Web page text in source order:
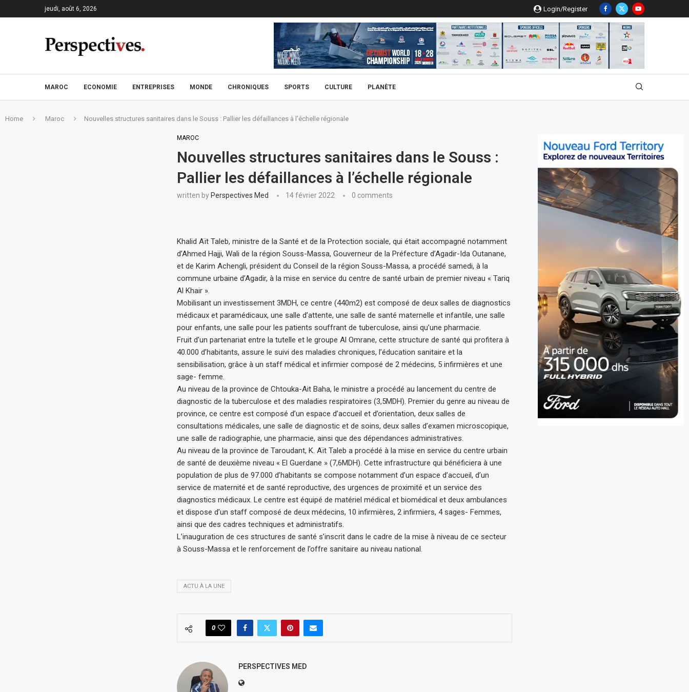
jeudi, août 6, 2026 Login/Register
MAROC ECONOMIE ENTREPRISES MONDE CHRONIQUES SPORTS CULTURE PLANÈTE
Home Maroc Nouvelles structures sanitaires dans le Souss : Pallier les défaillances à l’échelle régionale
MAROC
Nouvelles structures sanitaires dans le Souss :
Pallier les défaillances à l’échelle régionale
written by Perspectives Med 14 février 2022 0 comments
Khalid Aït Taleb, ministre de la Santé et de la Protection sociale, qui était accompagné notamment
d’Ahmed Hajji, Wali de la région Souss-Massa, Gouverneur de la Préfecture d’Agadir-Ida Outanane,
et de Karim Achengli, président du Conseil de la région Souss-Massa, a procédé samedi, à la
commune urbaine d’Agadir, à la mise en service du centre de santé urbain de premier niveau « Tariq
Al Khair ».
Mobilisant un investissement 3MDH, ce centre (440m2) est composé de deux salles de diagnostics
médicaux et paramédicaux, une salle d’attente, une salle de santé maternelle et infantile, une salle
pour enfants, une salle pour les patients souffrant de tuberculose, ainsi qu’une pharmacie.
Fruit d’un partenariat entre la tutelle et le groupe Al Omrane, cette structure de santé qui profitera à
40.000 d’habitants, assure le suivi des maladies chroniques, l’éducation sanitaire et la
sensibilisation, grâce à un staff médical et infirmier composé de 2 médecins, 5 infirmières et une
sage- femme.
Au niveau de la province de Chtouka-Ait Baha, le ministre a procédé au lancement du centre de
diagnostic de la tuberculose et des maladies respiratoires (3,5MDH). Premier du genre au niveau de
province, ce centre est composé d’un espace d’accueil et d’orientation, deux salles de
consultations médicales, une salle de diagnostic et de soins, deux salles d’examen microscopique,
une salle de radiographie, une pharmacie, ainsi que des dépendances administratives.
Au niveau de la province de Taroudant, K. Aït Taleb a procédé à la mise en service du centre urbain
de santé de deuxième niveau « El Guerdane » (7,6MDH). Cette infrastructure qui bénéficiera à une
population de plus de 97.000 d’habitants se compose notamment d’un espace d’accueil, d’un
service de maternité et de santé reproductive, des urgences de proximité et un service des
diagnostics médicaux. Le centre est équipé de matériel médical et biomédical et deux ambulances
et dispose d’un staff composé de deux médecins, 10 infirmières, 2 infirmiers, 4 sages- Femmes,
ainsi que des cadres techniques et administratifs.
L’inauguration de ces structures de santé s’inscrit dans le cadre de la mise à niveau de ce secteur
à Souss-Massa et le renforcement de l’offre sanitaire au niveau national.
ACTU À LA UNE
0
PERSPECTIVES MED